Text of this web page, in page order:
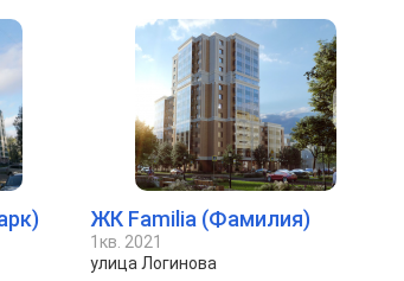
ЖК Familia (Фамилия)
1кв. 2021
улица Логинова